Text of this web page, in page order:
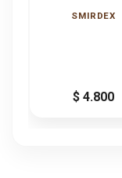
SMIRDEX
$ 4.800